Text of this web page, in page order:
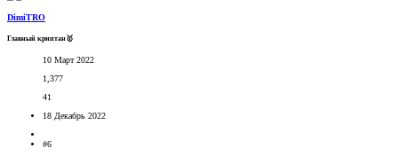
DimiTRO
Главный криптан🥇
10 Март 2022
1,377
41
18 Декабрь 2022
#6